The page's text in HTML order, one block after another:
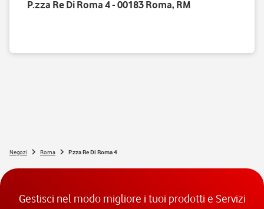
P.zza Re Di Roma 4 - 00183 Roma, RM
Negozi Roma P.zza Re Di Roma 4
Gestisci nel modo migliore i tuoi prodotti e Servizi